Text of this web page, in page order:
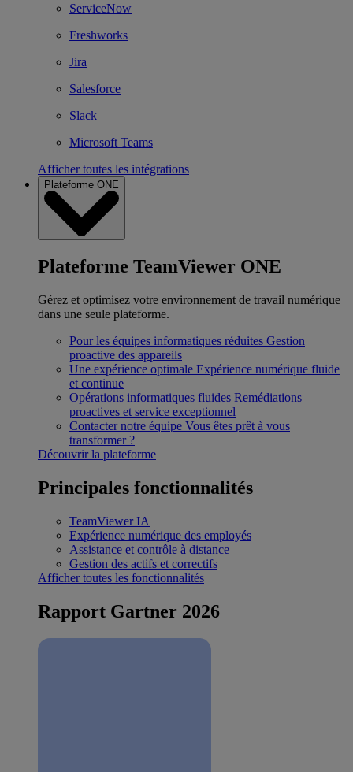
ServiceNow
Freshworks
Jira
Salesforce
Slack
Microsoft Teams
Afficher toutes les intégrations
Plateforme ONE
Plateforme TeamViewer ONE
Gérez et optimisez votre environnement de travail numérique
dans une seule plateforme.
Pour les équipes informatiques réduites Gestion
proactive des appareils
Une expérience optimale Expérience numérique fluide
et continue
Opérations informatiques fluides Remédiations
proactives et service exceptionnel
Contacter notre équipe Vous êtes prêt à vous
transformer ?
Découvrir la plateforme
Principales fonctionnalités
TeamViewer IA
Expérience numérique des employés
Assistance et contrôle à distance
Gestion des actifs et correctifs
Afficher toutes les fonctionnalités
Rapport Gartner 2026